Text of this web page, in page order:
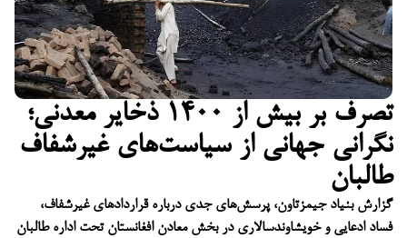
تصرف بر بیش از ۱۴۰۰ ذخایر معدنی؛
نگرانی جهانی از سیاست‌های غیرشفاف
طالبان
گزارش بنیاد جیمزتاون، پرسش‌های جدی درباره قراردادهای غیرشفاف،
فساد ادعایی و خویشاوندسالاری در بخش معادن افغانستان تحت اداره طالبان